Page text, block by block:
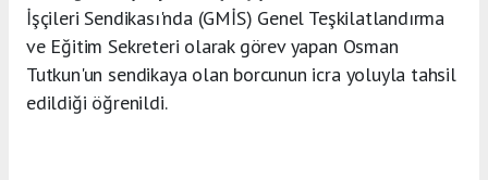
İşçileri Sendikası'nda (GMİS) Genel Teşkilatlandırma
ve Eğitim Sekreteri olarak görev yapan Osman
Tutkun'un sendikaya olan borcunun icra yoluyla tahsil
edildiği öğrenildi.